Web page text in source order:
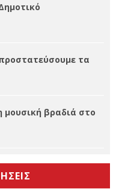
τα
μουσική βραδιά στο